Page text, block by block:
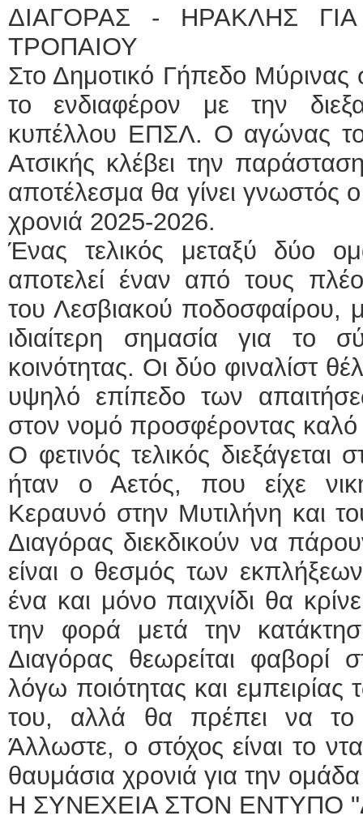
ΔΙΑΓΟΡΑΣ - ΗΡΑΚΛΗΣ
ΤΡΟΠΑΙΟΥ
Στο Δημοτικό Γήπεδο Μύρινας
το ενδιαφέρον με την
κυπέλλου ΕΠΣΛ. Ο αγώνας
Ατσικής κλέβει την
αποτέλεσμα θα γίνει γνωστός
χρονιά 2025-2026.
Ένας τελικός μεταξύ δύο
αποτελεί έναν από τους
του Λεσβιακού ποδοσφαίρου,
ιδιαίτερη σημασία για το
κοινότητας. Οι δύο φιναλίστ
υψηλό επίπεδο των
στον νομό προσφέροντας
Ο φετινός τελικός διεξάγεται
ήταν ο Αετός, που είχε
Κεραυνό στην Μυτιλήνη και
Διαγόρας διεκδικούν να
είναι ο θεσμός των
ένα και μόνο παιχνίδι θα
την φορά μετά την
Διαγόρας θεωρείται
λόγω ποιότητας και
του, αλλά θα πρέπει να το
Άλλωστε, ο στόχος είναι το
θαυμάσια χρονιά για την
Η ΣΥΝΕΧΕΙΑ ΣΤΟΝ ΕΝΤΥΠΟ